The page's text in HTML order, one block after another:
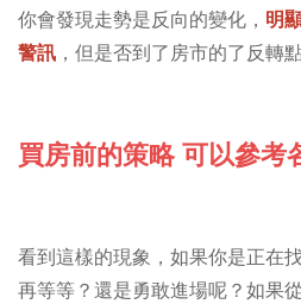
你會發現走勢是反向的變化， 明
警訊 ，但是否到了房市的了反轉
買房前的策略 可以參考
看到這樣的現象，如果你是正在
再等等？還是勇敢進場呢？如果